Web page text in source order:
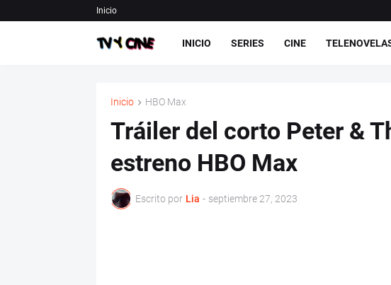
Inicio
INICIO SERIES CINE
Inicio HBO Max
Tráiler del corto Peter &
estreno HBO Max
Escrito por Lia - septiembre 27, 2023